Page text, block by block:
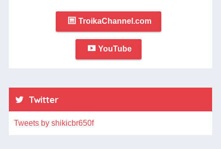
TroikaChannel.com
YouTube
Twitter
Tweets by shikicbr650f